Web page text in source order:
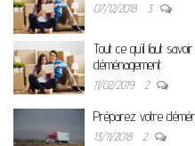
07/12/2018 3
Tout ce qu’il faut
déménagement
11/02/2019 2
Préparez votre
13/11/2018 2